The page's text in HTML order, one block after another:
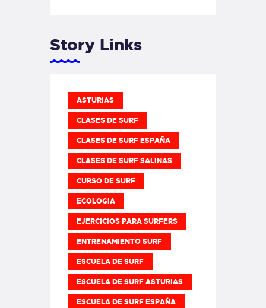
Story Links
ASTURIAS
CLASES DE SURF
CLASES DE SURF ESPAÑA
CLASES DE SURF SALINAS
CURSO DE SURF
ECOLOGIA
EJERCICIOS PARA SURFERS
ENTRENAMIENTO SURF
ESCUELA DE SURF
ESCUELA DE SURF ASTURIAS
ESCUELA DE SURF ESPAÑA